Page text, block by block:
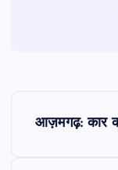
आज़मगढ़: कार